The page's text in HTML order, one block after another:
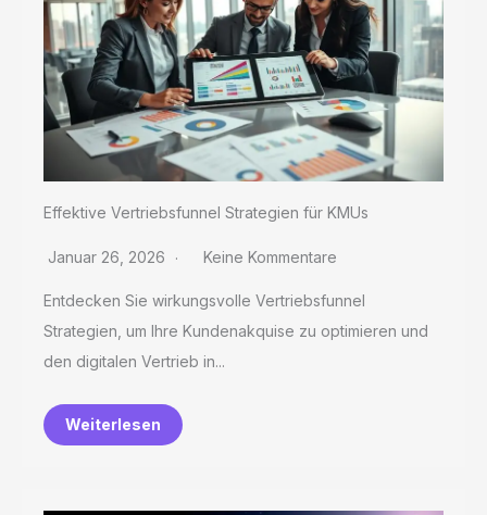
Effektive Vertriebsfunnel Strategien für KMUs
Januar 26, 2026 Keine Kommentare
Entdecken Sie wirkungsvolle Vertriebsfunnel
Strategien, um Ihre Kundenakquise zu optimieren und
den digitalen Vertrieb in...
Weiterlesen